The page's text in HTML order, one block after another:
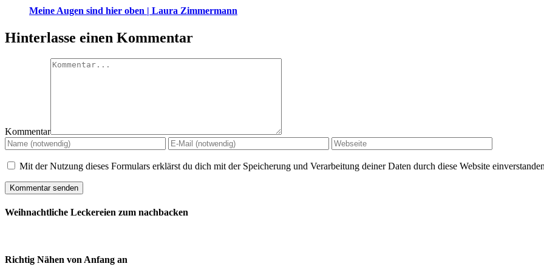
Meine Augen sind hier oben | Laura Zimmermann
Hinterlasse einen Kommentar
Kommentar
Mit der Nutzung dieses Formulars erklärst du dich mit der Speicherung und Verarbeitung deiner Daten durch diese Website
Weihnachtliche Leckereien zum nachbacken
Richtig Nähen von Anfang an